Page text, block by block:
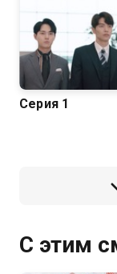
Серия 1
С этим